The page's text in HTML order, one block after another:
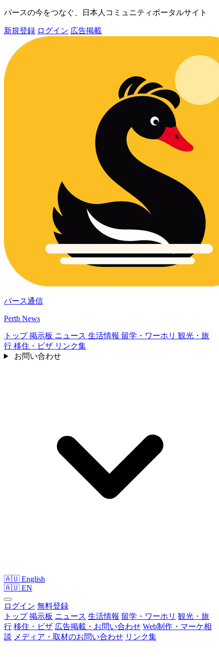
パースの今をつなぐ、日本人コミュニティポータルサイト
新規登録 ログイン 広告掲載
パース通信
Perth News
トップ掲示板 ニュース 生活情報 留学・ワーホリ 観光・旅
行 移住・ビザ リンク集
お問い合わせ
🇦🇺 English
🇦🇺 EN
ログイン 無料登録
トップ 掲示板 ニュース 生活情報 留学・ワーホリ 観光・旅
行 移住・ビザ 広告掲載・お問い合わせ Web制作・マーケ相
談 メディア・取材のお問い合わせ リンク集